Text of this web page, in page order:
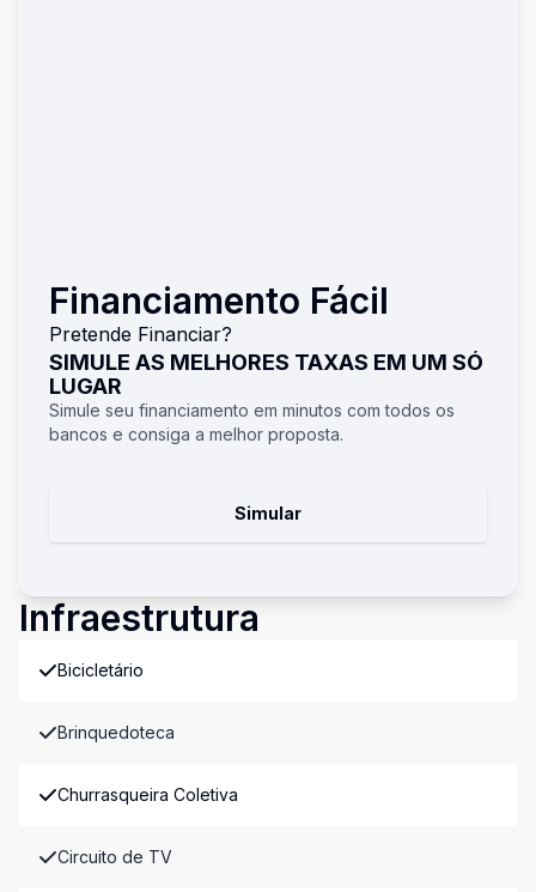
Financiamento Fácil
Pretende Financiar?
SIMULE AS MELHORES TAXAS EM UM SÓ
LUGAR
Simule seu financiamento em minutos com todos os
bancos e consiga a melhor proposta.
Simular
Infraestrutura
Bicicletário
Brinquedoteca
Churrasqueira Coletiva
Circuito de TV